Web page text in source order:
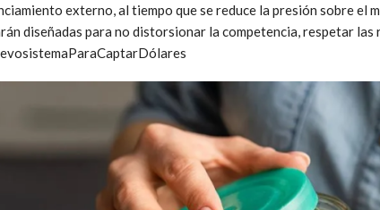
externo, al tiempo que se reduce la presión sobre el
diseñadas para no distorsionar la competencia, respetar